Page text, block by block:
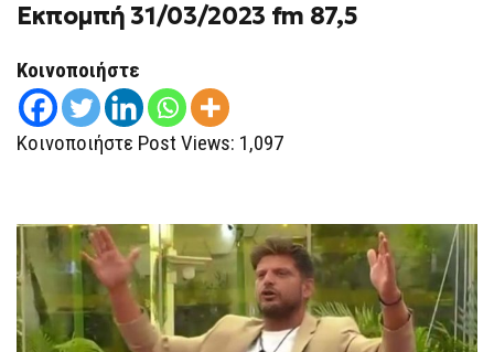
Εκπομπή 31/03/2023 fm 87,5
Κοινοποιήστε
Κοινοποιήστε Post Views: 1,097